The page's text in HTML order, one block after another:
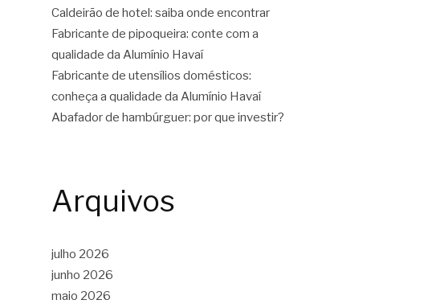
Caldeirão de hotel: saiba onde encontrar
Fabricante de pipoqueira: conte com a
qualidade da Alumínio Havaí
Fabricante de utensílios domésticos:
conheça a qualidade da Alumínio Havaí
Abafador de hambúrguer: por que investir?
Arquivos
julho 2026
junho 2026
maio 2026